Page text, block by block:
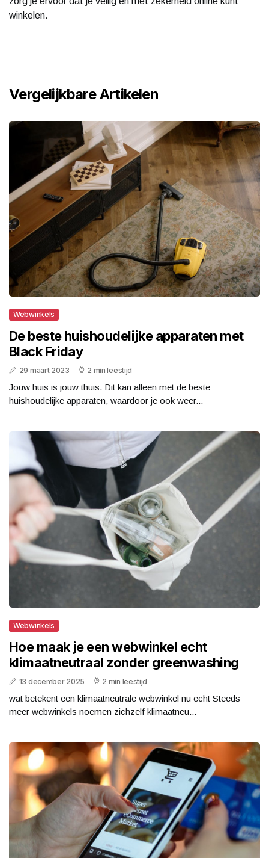
winkelen.
Vergelijkbare Artikelen
Webwinkels
De beste huishoudelijke apparaten met
Black Friday
29 maart 2023 2 min leestijd
Jouw huis is jouw thuis. Dit kan alleen met de beste
huishoudelijke apparaten, waardoor je ook weer...
Webwinkels
Hoe maak je een webwinkel echt
klimaatneutraal zonder greenwashing
13 december 2025 2 min leestijd
wat betekent een klimaatneutrale webwinkel nu echt Steeds
meer webwinkels noemen zichzelf klimaatneu...